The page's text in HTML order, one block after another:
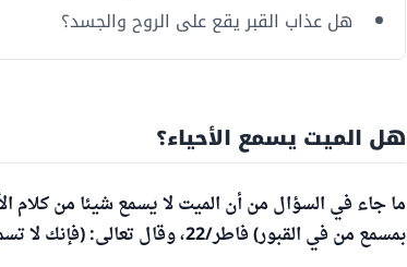
هل عذاب القبر يقع على الروح والجسد؟
هل الميت يسمع الأحياء؟
ما جاء في السؤال من أن الميت لا يسمع شيئا من
بمسمع من في القبور) فاطر/22، وقال تعالى: (فإنك لا تسمع الموتى) الروم/52.